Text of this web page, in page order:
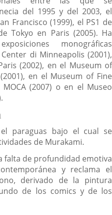
del 1995 y del 2003, el
Francisco (1999), el PS1 de
Tokyo en Paris (2005). Ha
monográficas
di Minneapolis (2001),
(2002), en el Museum of
en el Museum of Fine
(2007) o en el Museo
paraguas bajo el cual se
de Murakami.
falta de profundidad emotiva
y reclama el
derivado de la pintura
de los comics y de los